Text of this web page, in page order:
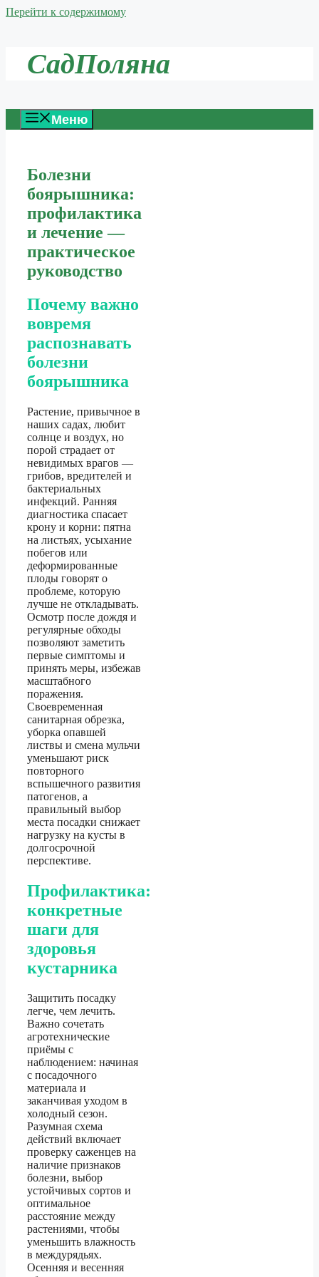
Перейти к содержимому
СадПоляна
Меню
Болезни
боярышника:
профилактика
и лечение —
практическое
руководство
Почему важно
вовремя
распознавать
болезни
боярышника
Растение, привычное в
наших садах, любит
солнце и воздух, но
порой страдает от
невидимых врагов —
грибов, вредителей и
бактериальных
инфекций. Ранняя
диагностика спасает
крону и корни: пятна
на листьях, усыхание
побегов или
деформированные
плоды говорят о
проблеме, которую
лучше не откладывать.
Осмотр после дождя и
регулярные обходы
позволяют заметить
первые симптомы и
принять меры, избежав
масштабного
поражения.
Своевременная
санитарная обрезка,
уборка опавшей
листвы и смена мульчи
уменьшают риск
повторного
вспышечного развития
патогенов, а
правильный выбор
места посадки снижает
нагрузку на кусты в
долгосрочной
перспективе.
Профилактика:
конкретные
шаги для
здоровья
кустарника
Защитить посадку
легче, чем лечить.
Важно сочетать
агротехнические
приёмы с
наблюдением: начиная
с посадочного
материала и
заканчивая уходом в
холодный сезон.
Разумная схема
действий включает
проверку саженцев на
наличие признаков
болезни, выбор
устойчивых сортов и
оптимальное
расстояние между
растениями, чтобы
уменьшить влажность
в междурядьях.
Осенняя и весенняя